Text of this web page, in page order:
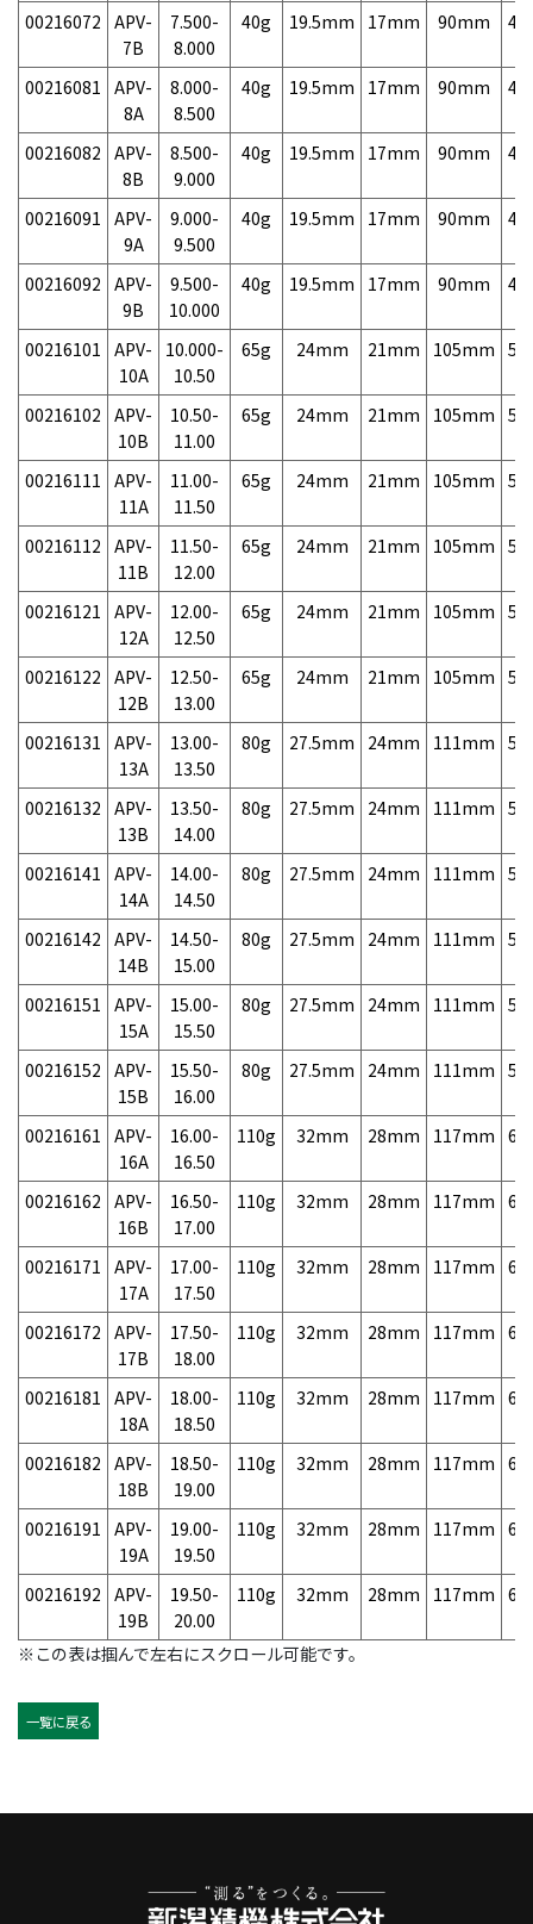
00216072 APV-
7B
7.500-
8.000
40g 19.5mm 17mm 90mm
00216081 APV-
8A
8.000-
8.500
40g 19.5mm 17mm 90mm
00216082 APV-
8B
8.500-
9.000
40g 19.5mm 17mm 90mm
00216091 APV-
9A
9.000-
9.500
40g 19.5mm 17mm 90mm
00216092 APV-
9B
9.500-
10.000
40g 19.5mm 17mm 90mm
00216101 APV-
10A
10.000-
10.50
65g 24mm 21mm 105mm
00216102 APV-
10B
10.50-
11.00
65g 24mm 21mm 105mm
00216111 APV-
11A
11.00-
11.50
65g 24mm 21mm 105mm
00216112 APV-
11B
11.50-
12.00
65g 24mm 21mm 105mm
00216121 APV-
12A
12.00-
12.50
65g 24mm 21mm 105mm
00216122 APV-
12B
12.50-
13.00
65g 24mm 21mm 105mm
00216131 APV-
13A
13.00-
13.50
80g 27.5mm 24mm 111mm
00216132 APV-
13B
13.50-
14.00
80g 27.5mm 24mm 111mm
00216141 APV-
14A
14.00-
14.50
80g 27.5mm 24mm 111mm
00216142 APV-
14B
14.50-
15.00
80g 27.5mm 24mm 111mm
00216151 APV-
15A
15.00-
15.50
80g 27.5mm 24mm 111mm
00216152 APV-
15B
15.50-
16.00
80g 27.5mm 24mm 111mm
00216161 APV-
16A
16.00-
16.50
110g 32mm 28mm 117mm
00216162 APV-
16B
16.50-
17.00
110g 32mm 28mm 117mm
00216171 APV-
17A
17.00-
17.50
110g 32mm 28mm 117mm
00216172 APV-
17B
17.50-
18.00
110g 32mm 28mm 117mm
00216181 APV-
18A
18.00-
18.50
110g 32mm 28mm 117mm
00216182 APV-
18B
18.50-
19.00
110g 32mm 28mm 117mm
00216191 APV-
19A
19.00-
19.50
110g 32mm 28mm 117mm
00216192 APV-
19B
19.50-
20.00
110g 32mm 28mm 117mm
※この表は掴んで左右にスクロール可能です。
一覧に戻る